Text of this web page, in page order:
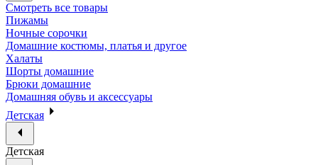
Смотреть все товары
Пижамы
Ночные сорочки
Домашние костюмы, платья и другое
Халаты
Шорты домашние
Брюки домашние
Домашняя обувь и аксессуары
Детская
Детская